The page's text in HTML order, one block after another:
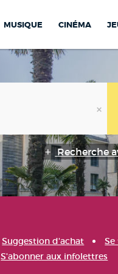
MUSIQUE CINÉMA
Recherche
Suggestion d'achat
S'abonner aux infolettres